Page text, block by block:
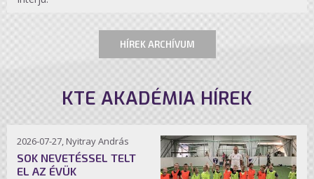
HÍREK ARCHÍVUM
KTE AKADÉMIA HÍREK
2026-07-27, Nyitray András
SOK NEVETÉSSEL TELT
EL AZ ÉVÜK